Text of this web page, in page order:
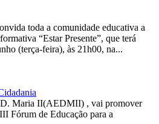
toda a comunidade educativa a
“Estar Presente”, que terá
(terça-feira), às 21h00, na...
D. Maria II(AEDMII) , vai promover
Fórum de Educação para a